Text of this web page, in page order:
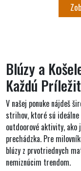
Blúzy a
Každú
V našej ponuke nájdeš
strihov, ktoré sú
outdoorové aktivity, ako
prechádzka. Pre
blúzy z prvotriednych
nemiznúcim trendom.